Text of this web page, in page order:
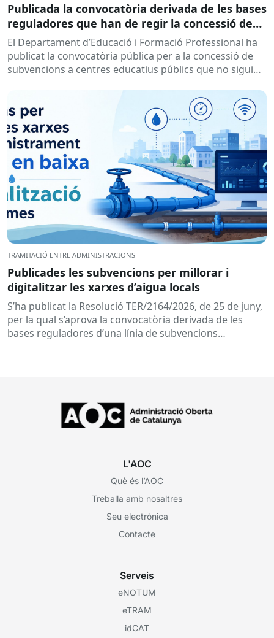
Publicada la convocatòria derivada de les bases
reguladores que han de regir la concessió de
subvencions a centres educatius, per al
desenvolupament de programes de formació i
inserció, durant el curs 2026-2027
El Departament d’Educació i Formació Professional ha
publicat la convocatòria pública per a la concessió de
subvencions a centres educatius públics que no siguin
TRAMITACIÓ ENTRE ADMINISTRACIONS
Publicades les subvencions per millorar i
digitalitzar les xarxes d’aigua locals
S’ha publicat la Resolució TER/2164/2026, de 25 de juny,
per la qual s’aprova la convocatòria derivada de les
bases reguladores d’una línia de subvencions
L'AOC
Què és l’AOC
Treballa amb nosaltres
Seu electrònica
Contacte
Serveis
eNOTUM
eTRAM
idCAT